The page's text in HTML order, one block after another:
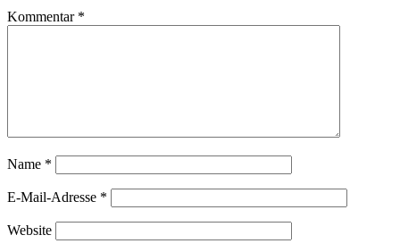
Kommentar *
Name *
E-Mail-Adresse *
Website